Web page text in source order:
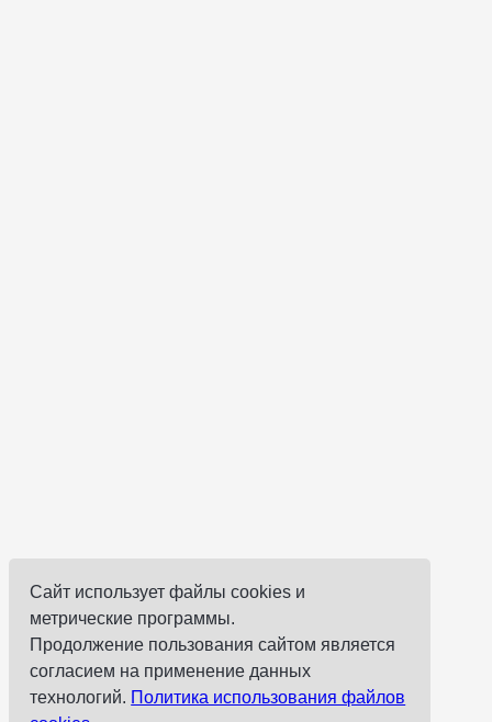
Сайт использует файлы cookies и
метрические программы.
Продолжение пользования сайтом является
согласием на применение данных
технологий. Политика использования файлов